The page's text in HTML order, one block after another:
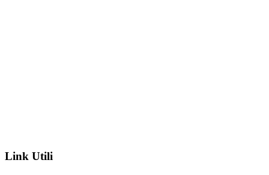
Link Utili